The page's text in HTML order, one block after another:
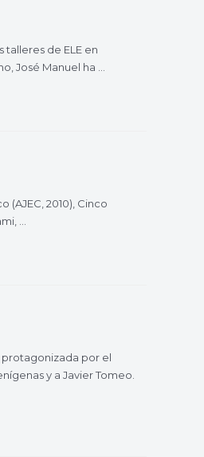
de ELE en
José Manuel ha …
(AJEC, 2010), Cinco
…
protagonizada por el
y a Javier Tomeo.